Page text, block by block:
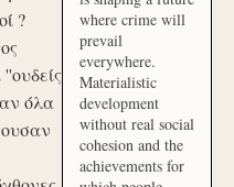
?
όλα
where crime will
prevail
everywhere.
Materialistic
development
without real social
cohesion and the
achievements for